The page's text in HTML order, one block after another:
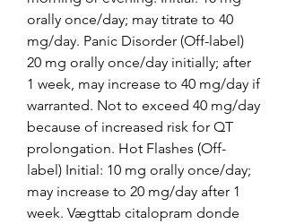
orally once/day; may titrate to 40
mg/day. Panic Disorder (Off-label)
20 mg orally once/day initially; after
1 week, may increase to 40 mg/day if
warranted. Not to exceed 40 mg/day
because of increased risk for QT
prolongation. Hot Flashes (Off-
label) Initial: 10 mg orally once/day;
may increase to 20 mg/day after 1
week. Vægttab citalopram donde